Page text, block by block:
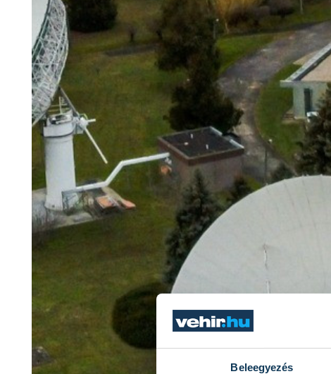
Beleegyezés